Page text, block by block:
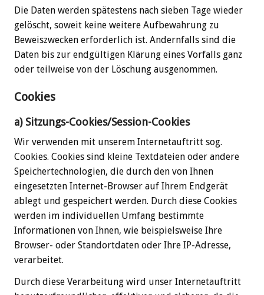
Die Daten werden spätestens nach sieben Tage wieder
gelöscht, soweit keine weitere Aufbewahrung zu
Beweiszwecken erforderlich ist. Andernfalls sind die
Daten bis zur endgültigen Klärung eines Vorfalls ganz
oder teilweise von der Löschung ausgenommen.
Cookies
a) Sitzungs-Cookies/Session-Cookies
Wir verwenden mit unserem Internetauftritt sog.
Cookies. Cookies sind kleine Textdateien oder andere
Speichertechnologien, die durch den von Ihnen
eingesetzten Internet-Browser auf Ihrem Endgerät
ablegt und gespeichert werden. Durch diese Cookies
werden im individuellen Umfang bestimmte
Informationen von Ihnen, wie beispielsweise Ihre
Browser- oder Standortdaten oder Ihre IP-Adresse,
verarbeitet.
Durch diese Verarbeitung wird unser Internetauftritt